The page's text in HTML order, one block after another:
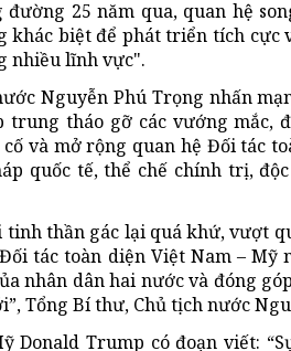
đường 25 năm qua, quan hệ
khác biệt để phát triển tích
nhiều lĩnh vực".
Nguyễn Phú Trọng nhấn
trung tháo gỡ các vướng mắc,
và mở rộng quan hệ Đối tác
quốc tế, thể chế chính trị,
thần gác lại quá khứ, vượt
tác toàn diện Việt Nam – Mỹ
nhân dân hai nước và đóng
Tổng Bí thư, Chủ tịch nước
Donald Trump có đoạn viết: